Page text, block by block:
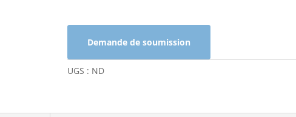
en
1
Demande de soumission
UGS : ND